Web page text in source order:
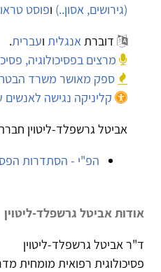
(גירושים, אסון..) ופוסט
דוברתאנגלית ועברית.
מרצים בפסיכולוגיה,
ספק מאושר משרד
קליניקה נגישה לאנשים
אביטל גרשפלד-ליטוין
הפ"י - הסתדרות
אודות אביטל גרשפלד-ליטוין
ד"ר אביטל גרשפלד-ליטוין
פסיכולוגית רפואית מומחית